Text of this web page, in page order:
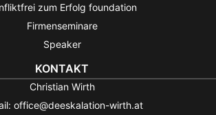
zum Erfolg foundation
Firmenseminare
Speaker
KONTAKT
Christian Wirth
office@deeskalation-wirth.at